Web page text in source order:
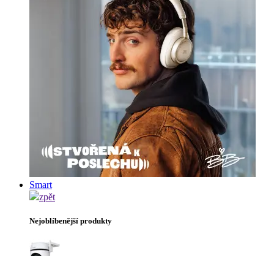
Smart
zpět
Nejoblíbenější produkty